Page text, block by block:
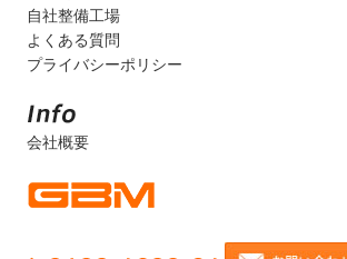
自社整備工場
よくある質問
プライバシーポリシー
会社概要